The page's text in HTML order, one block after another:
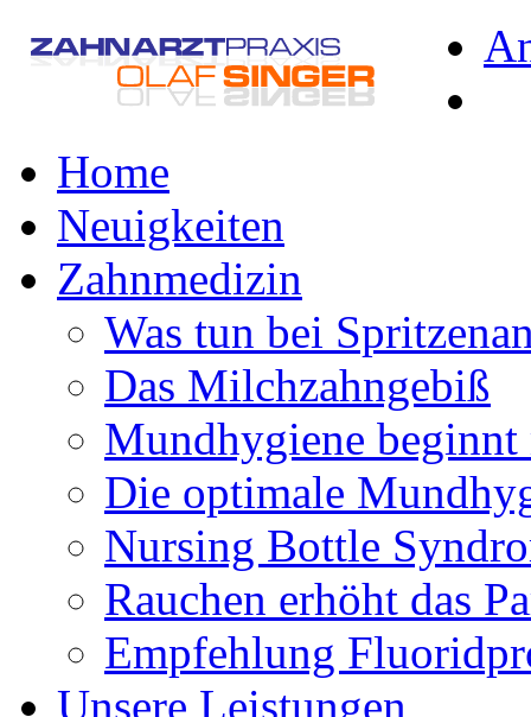
Home
Neuigkeiten
Zahnmedizin
Was tun bei
Das Milchzahngebiß
Mundhygiene beginnt
Die optimale
Nursing Bottle
Rauchen erhöht das
Empfehlung
Unsere Leistungen